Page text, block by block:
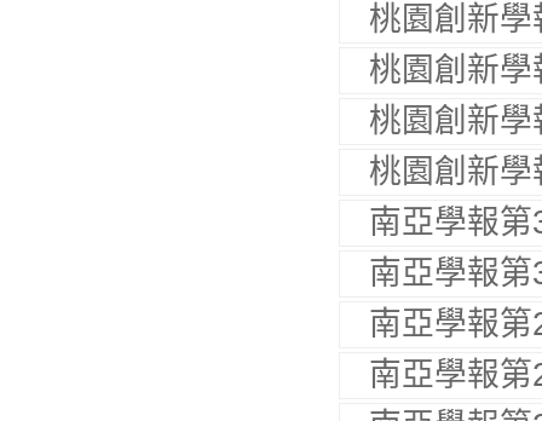
桃園創新
桃園創新
桃園創新
桃園創新
南亞學報第
南亞學報第
南亞學報第
南亞學報第